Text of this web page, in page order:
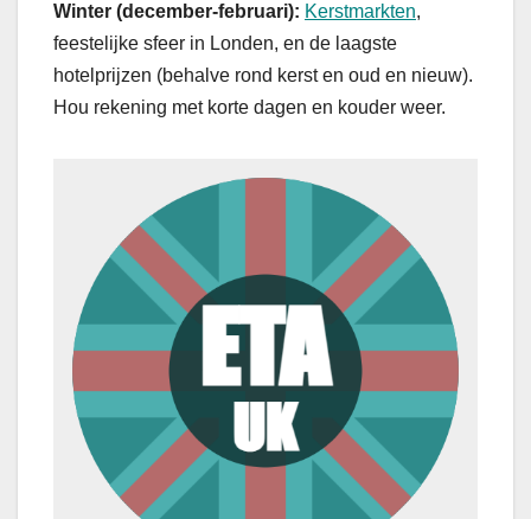
Winter (december-februari): Kerstmarkten,
feestelijke sfeer in Londen, en de laagste
hotelprijzen (behalve rond kerst en oud en nieuw).
Hou rekening met korte dagen en kouder weer.